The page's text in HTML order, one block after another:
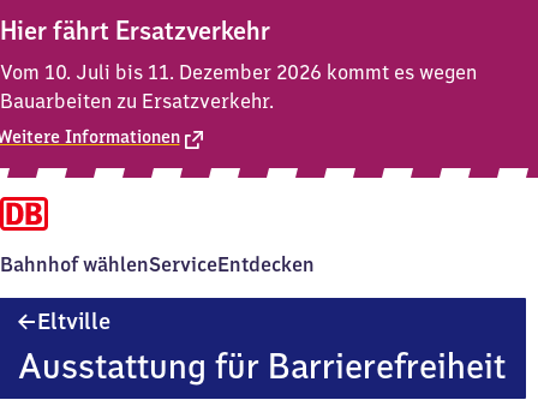
Hier fährt Ersatzverkehr
Vom 10. Juli bis 11. Dezember 2026 kommt es wegen
Bauarbeiten zu Ersatzverkehr.
Informationen
Bahnhof wählenServiceEntdecken
Eltville
Ausstattung für Barrierefreiheit